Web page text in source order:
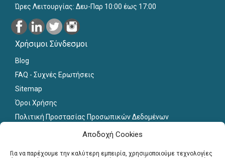
Αποδοχή Cookies
Για να παρέχουμε την καλύτερη εμπειρία, χρησιμοποιούμε τεχνολογίες
Ώρες Λειτουργίας: Δευ-Παρ 10:00 έως 17:00
Χρήσιμοι Σύνδεσμοι
Blog
FAQ - Συχνές Ερωτήσεις
Sitemap
Όροι Χρήσης
Πολιτική Προστασίας Προσωπικών Δεδομένων
Για εκπαιδευτικούς